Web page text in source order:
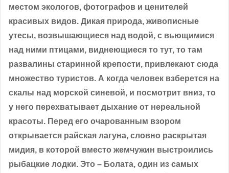
местом экологов, фотографов и ценителей
красивых видов. Дикая природа, живописные
утесы, возвышающиеся над водой, с вьющимися
над ними птицами, виднеющиеся то тут, то там
развалины старинной крепости, привлекают сюда
множество туристов. А когда человек взберется на
скалы над морской синевой, и посмотрит вниз, то
у него перехватывает дыхание от нереальной
красоты. Перед его очарованным взором
открывается райская лагуна, словно раскрытая
мидия, в которой вместо жемчужин выстроились
рыбацкие лодки. Это – Болата, один из самых